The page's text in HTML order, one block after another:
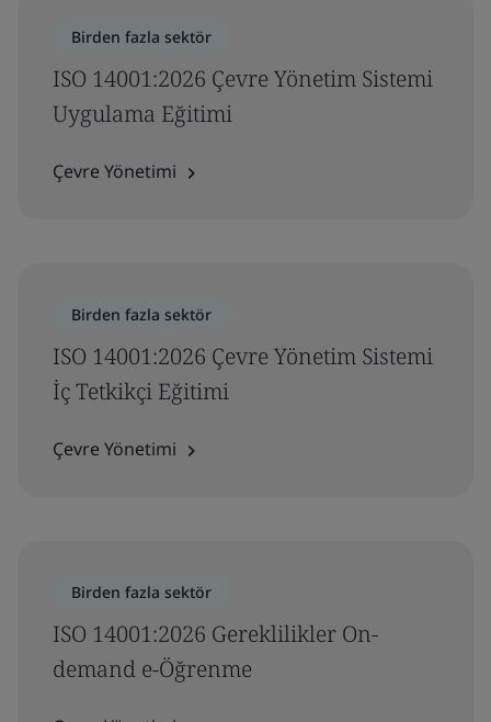
Birden fazla sektör
ISO 14001:2026 Çevre Yönetim Sistemi
Uygulama Eğitimi
Çevre Yönetimi
Birden fazla sektör
ISO 14001:2026 Çevre Yönetim Sistemi
İç Tetkikçi Eğitimi
Çevre Yönetimi
Birden fazla sektör
ISO 14001:2026 Gereklilikler On-
demand e-Öğrenme